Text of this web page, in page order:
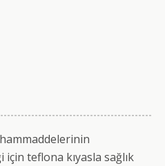
hammaddelerinin
teflona kıyasla sağlık